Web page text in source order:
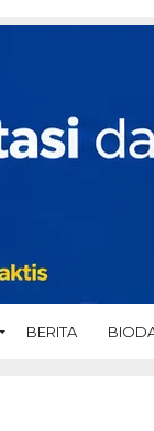
BERITA